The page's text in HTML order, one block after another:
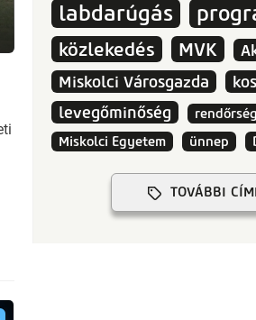
labdarúgás
közlekedés MVK
Miskolci Városgazda
levegőminőség
rendőrség
Miskolci Egyetem
ünnep
TOVÁBBI